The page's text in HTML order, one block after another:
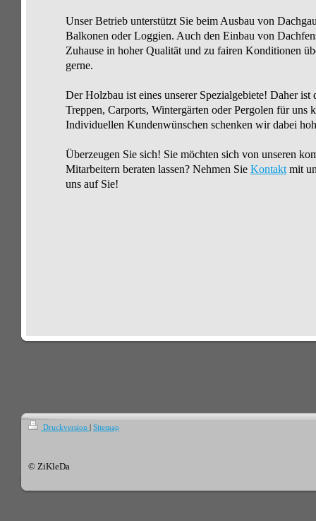
Unser Betrieb unterstützt Sie beim Ausbau von
Balkonen oder Loggien. Auch den Einbau von
Zuhause in hoher Qualität und zu fairen Konditionen
gerne.
Der Holzbau ist eines unserer Spezialgebiete! Daher ist
Treppen, Carports, Wintergärten oder Pergolen für uns
Individuellen Kundenwünschen schenken wir dabei
Überzeugen Sie sich! Sie möchten sich von unseren
Mitarbeitern beraten lassen? Nehmen Sie Kontakt mit
uns auf Sie!
Druckversion | Sitemap
© ZiKleDa